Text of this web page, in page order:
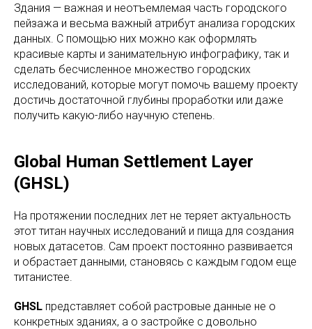
Здания — важная и неотъемлемая часть городского
пейзажа и весьма важный атрибут анализа городских
данных. С помощью них можно как оформлять
красивые карты и занимательную инфографику, так и
сделать бесчисленное множество городских
исследований, которые могут помочь вашему проекту
достичь достаточной глубины проработки или даже
получить какую-либо научную степень.
Global Human Settlement Layer
(GHSL)
На протяжении последних лет не теряет актуальность
этот титан научных исследований и пища для создания
новых датасетов. Сам проект постоянно развивается
и обрастает данными, становясь с каждым годом еще
титанистее.
GHSL представляет собой растровые данные не о
конкретных зданиях, а о застройке с довольно